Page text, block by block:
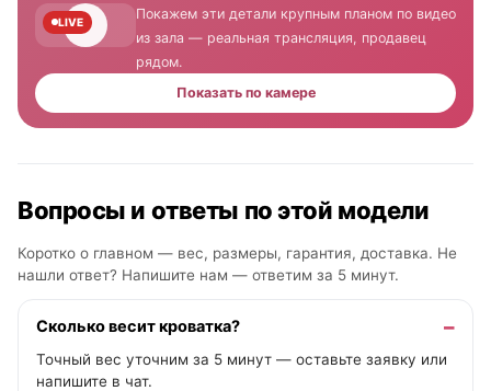
LIVE
Покажем эти детали крупным планом по видео
из зала — реальная трансляция, продавец
рядом.
Показать по камере
Вопросы и ответы по этой модели
Коротко о главном — вес, размеры, гарантия, доставка. Не
нашли ответ? Напишите нам — ответим за 5 минут.
Сколько весит кроватка?
Точный вес уточним за 5 минут — оставьте заявку или
напишите в чат.